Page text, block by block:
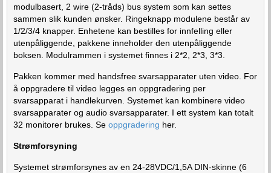
modulbasert, 2 wire (2-tråds) bus system som kan settes
sammen slik kunden ønsker. Ringeknapp modulene består av
1/2/3/4 knapper. Enhetene kan bestilles for innfelling eller
utenpåliggende, pakkene inneholder den utenpåliggende
boksen. Modulrammen i systemet finnes i 2*2, 2*3, 3*3.
Pakken kommer med handsfree svarsapparater uten video. For
å oppgradere til video legges en oppgradering per
svarsapparat i handlekurven. Systemet kan kombinere video
svarsapparater og audio svarsapparater. I ett system kan totalt
32 monitorer brukes. Se oppgradering her.
Strømforsyning
Systemet strømforsynes av en 24-28VDC/1,5A DIN-skinne (6